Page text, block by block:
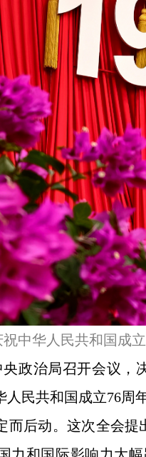
中华人民共和国成
政治局召开会议，
人民共和国成立76
而后动。这次全会